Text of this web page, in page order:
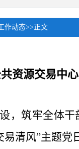
作动态>> 正文
资源交易中
，筑牢全体干
清风”主题党